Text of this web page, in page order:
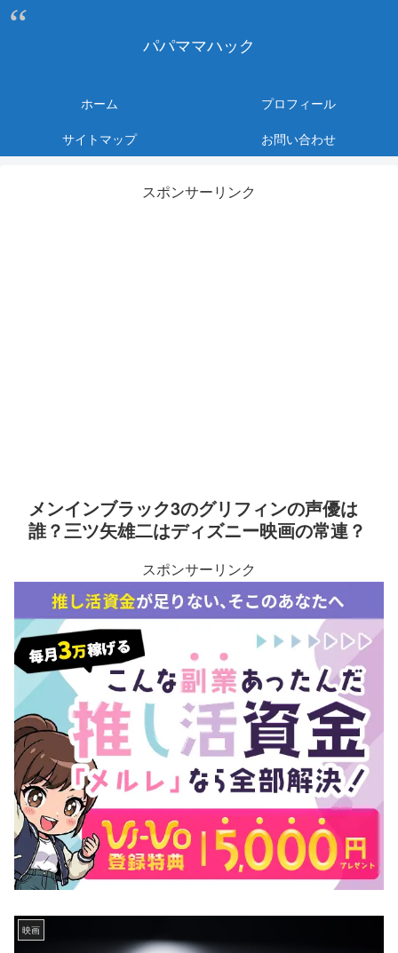
パパママハック
ホーム
プロフィール
サイトマップ
お問い合わせ
スポンサーリンク
メンインブラック3のグリフィンの声優は
誰？三ツ矢雄二はディズニー映画の常連？
スポンサーリンク
映画